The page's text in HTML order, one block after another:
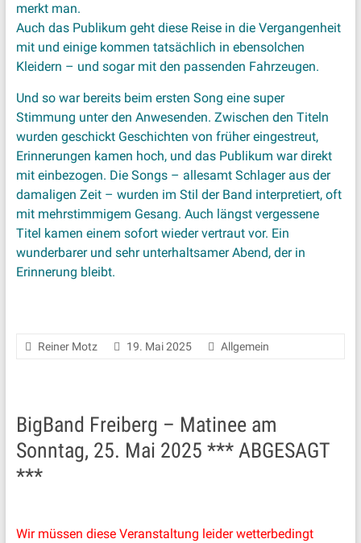
merkt man.
Auch das Publikum geht diese Reise in die Vergangenheit
mit und einige kommen tatsächlich in ebensolchen
Kleidern – und sogar mit den passenden Fahrzeugen.
Und so war bereits beim ersten Song eine super
Stimmung unter den Anwesenden. Zwischen den Titeln
wurden geschickt Geschichten von früher eingestreut,
Erinnerungen kamen hoch, und das Publikum war direkt
mit einbezogen. Die Songs – allesamt Schlager aus der
damaligen Zeit – wurden im Stil der Band interpretiert, oft
mit mehrstimmigem Gesang. Auch längst vergessene
Titel kamen einem sofort wieder vertraut vor. Ein
wunderbarer und sehr unterhaltsamer Abend, der in
Erinnerung bleibt.
Reiner Motz 19. Mai 2025 Allgemein
BigBand Freiberg – Matinee am
Sonntag, 25. Mai 2025 *** ABGESAGT
***
Wir müssen diese Veranstaltung leider wetterbedingt